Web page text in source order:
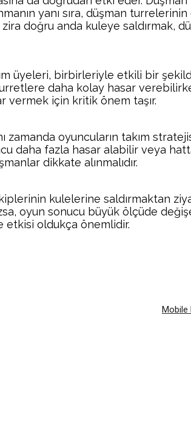
yanı sıra, düşman
doğru anda kuleye saldırmak,
üyeleri, birbirleriyle etkili bir
daha kolay hasar
vermek için kritik önem taşır.
zamanda oyuncuların takım
daha fazla hasar alabilir veya
dikkate alınmalıdır.
kulelerine saldırmaktan
oyun sonucu büyük ölçüde
etkisi oldukça önemlidir.
Mobile